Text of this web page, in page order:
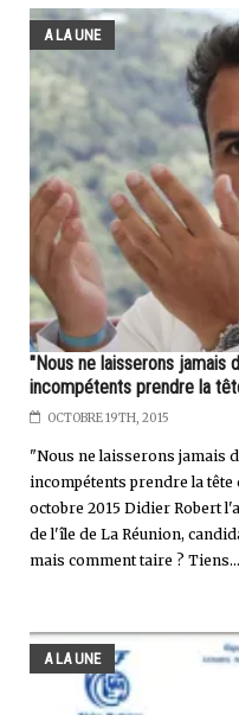
A LA UNE
"Nous ne laisserons jamais
incompétents prendre la
OCTOBRE 19TH, 2015
"Nous ne laisserons jamais
incompétents prendre la tête
octobre 2015 Didier Robert
de l'île de La Réunion,
mais comment taire ?
A LA UNE